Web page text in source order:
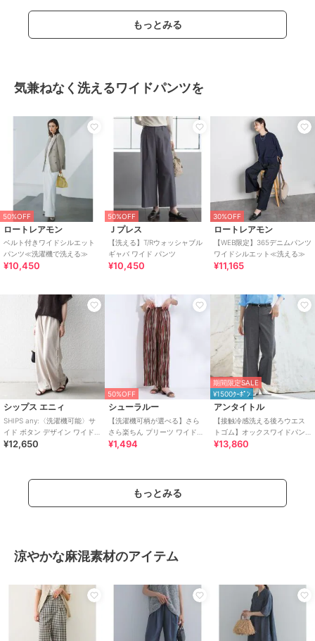
もっとみる
気兼ねなく洗えるワイドパンツを
50%OFF
ロートレアモン
ベルト付きワイドシルエット
パンツ≪洗濯機で洗える≫
¥10,450
50%OFF
Ｊプレス
【洗える】T/Rウォッシャブル
ギャバ ワイド パンツ
¥10,450
30%OFF
ロートレアモン
【WEB限定】365デニムパンツ
ワイドシルエット≪洗える≫
¥11,165
シップス エニィ
SHIPS any:〈洗濯機可能〉サ
イド ボタン デザイン ワイド
イージー パンツ
¥12,650
50%OFF
シューラルー
【洗濯機可柄が選べる】さら
さら楽ちん プリーツ ワイドパ
ンツ
¥1,494
期間限定SALE
¥1500ｸｰﾎﾟﾝ
アンタイトル
【接触冷感洗える後ろウエス
トゴム】オックスワイドパン
ツ
¥13,860
もっとみる
涼やかな麻混素材のアイテム